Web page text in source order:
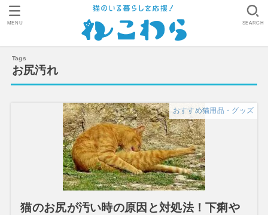
SEARCH
MENU
お尻汚れ
おすすめ猫用品・グッズ
猫のお尻が汚い時の原因と対処法！下痢や